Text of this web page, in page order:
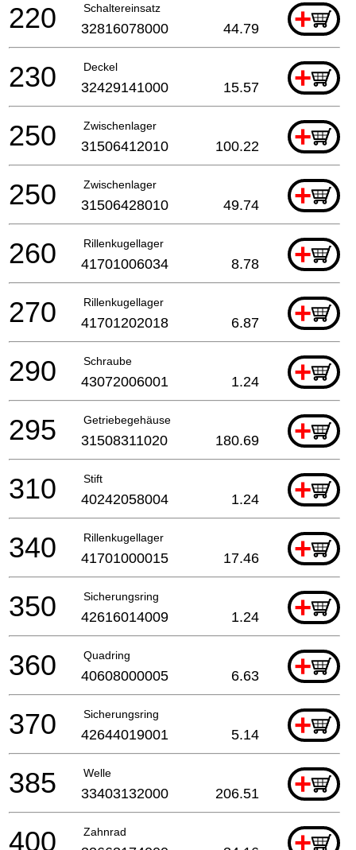
Schaltereinsatz +
220 32816078000 44.79
Deckel +
230 32429141000 15.57
Zwischenlager +
250 31506412010 100.22
Zwischenlager +
250 31506428010 49.74
Rillenkugellager +
260 41701006034 8.78
Rillenkugellager +
270 41701202018 6.87
Schraube +
290 43072006001 1.24
Getriebegehäuse +
295 31508311020 180.69
Stift +
310 40242058004 1.24
Rillenkugellager +
340 41701000015 17.46
Sicherungsring +
350 42616014009 1.24
Quadring +
360 40608000005 6.63
Sicherungsring +
370 42644019001 5.14
Welle +
385 33403132000 206.51
Zahnrad +
400